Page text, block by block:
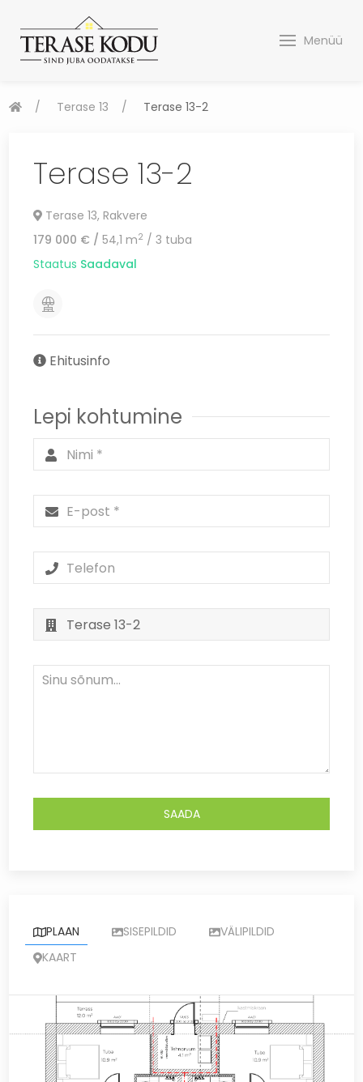
Menüü
Terase 13 Terase 13-2
Terase 13-2
Terase 13, Rakvere
179 000 € /54,1 m2 /3 tuba
Staatus Saadaval
Ehitusinfo
Lepi kohtumine
PLAAN SISEPILDID
VÄLIPILDID
KAART